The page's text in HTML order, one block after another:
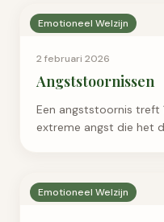
innerlijke rust.
Emotioneel Welzijn
2 februari 2026
Angststoornissen
Een angststoornis treft
extreme angst die het
Emotioneel Welzijn